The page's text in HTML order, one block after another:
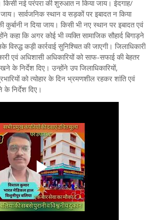
किसी नई परंपरा की शुरुआत न किया जाय। ईदगाह/
सार्वजनिक स्थान व सड़कों पर इबादत न किया
न दिया जाय। किसी भी नए स्थान पर इबादत एवं
कहा कि अगर कोई भी व्यक्ति सामाजिक सौहार्द बिगाड़ने
कड़ी कार्रवाई सुनिश्चित की जाएगी। जिलाधिकारी
एवं अधिशासी अधिकारियों को साफ-सफाई की बेहतर
के निर्देश दिए। उन्होंने उप जिलाधिकारियों,
को त्योहार के दिन भ्रमणशील रहकर शांति एवं
निर्देश दिए।